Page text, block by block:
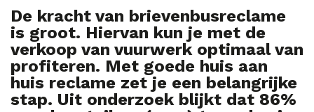
De kracht van brievenbusreclame
is groot. Hiervan kun je met de
verkoop van vuurwerk optimaal van
profiteren. Met goede huis aan
huis reclame zet je een belangrijke
stap. Uit onderzoek blijkt dat 86%